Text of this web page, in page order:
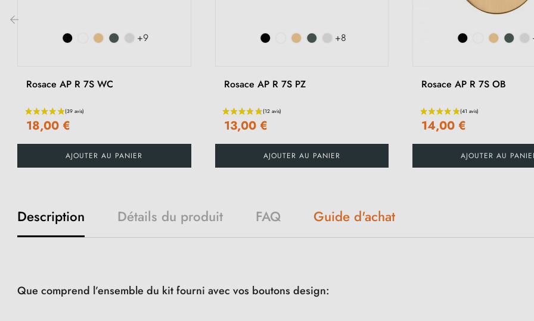
+9
Rosace AP R 7S WC
18,00 €
AJOUTER AU PANIER
+8
Rosace AP R 7S PZ
13,00 €
AJOUTER AU PANIER
Rosace AP R 7S OB
14,00 €
AJOUTER AU
Description Détails du produit FAQ Guide d'achat
Que comprend l’ensemble du kit fourni avec vos boutons design: